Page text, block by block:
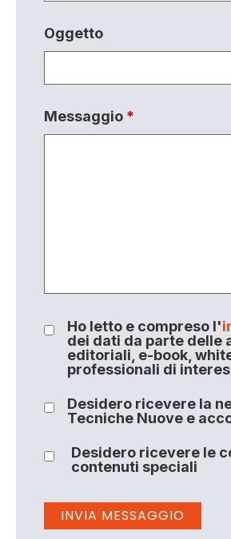
Oggetto
Messaggio *
Ho letto e compreso l'
dei dati da parte delle
editoriali, e-book,
professionali di
Desidero ricevere la
Tecniche Nuove e
Desidero ricevere le
contenuti speciali